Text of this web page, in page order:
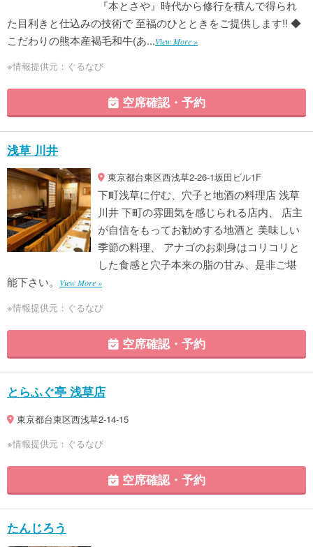
『本とさや』時代から修行を積んで得られ
た目利きと仕込みの技術で 至福のひとときをご提供します!! ◆
こだわりの熊本産褐毛和牛(あ...View More »
※情報提供元：ぐるなび
空席確認・予約
浅草 川井
東京都台東区西浅草2-26-1坂田ビル1F
下町浅草に佇む、穴子と地酒の料理店 浅草
川井 下町の雰囲気を感じられる店内、 店主
が自信をもってお勧めする地酒と 美味しい
季節の料理、 アナゴのお刺身はコリコリと
した食感と穴子本来の脂の甘み、是非ご堪
能下さい。
View More »
※情報提供元：ぐるなび
空席確認・予約
とらふぐ亭 浅草店
東京都台東区西浅草2-14-15
※情報提供元：ぐるなび
空席確認・予約
たんじろう